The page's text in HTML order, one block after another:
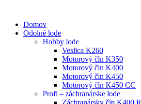
Domov
Odolné lode
Hobby lode
Veslica K260
Motorový čln K350
Motorový čln K400
Motorový čln K450
Motorový čln K450 CC
Profi – záchranárske lode
Záchranársky čln K400 R